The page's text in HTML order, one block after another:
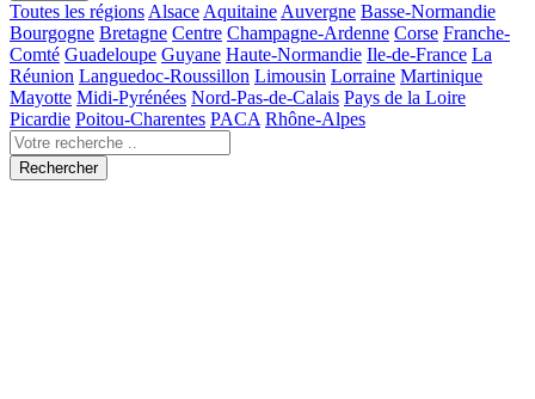
Toutes les régions Alsace Aquitaine Auvergne Basse-Normandie
Bourgogne Bretagne Centre Champagne-Ardenne Corse Franche-
Comté Guadeloupe Guyane Haute-Normandie Ile-de-France La
Réunion Languedoc-Roussillon Limousin Lorraine Martinique
Mayotte Midi-Pyrénées Nord-Pas-de-Calais Pays de la Loire
Picardie Poitou-Charentes PACA Rhône-Alpes
Rechercher